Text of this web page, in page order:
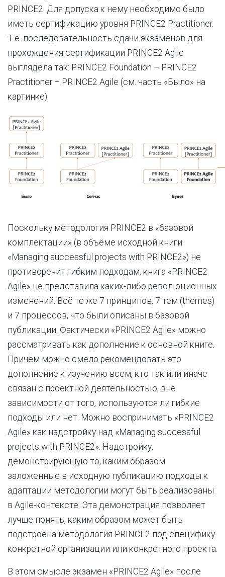
PRINCE2. Для допуска к нему необходимо было
иметь сертификацию уровня PRINCE2 Practitioner.
Т.е. последовательность сдачи экзаменов для
прохождения сертификации PRINCE2 Agile
выглядела так: PRINCE2 Foundation – PRINCE2
Practitioner – PRINCE2 Agile (см. часть «Было» на
картинке).
Поскольку методология PRINCE2 в «базовой
комплектации» (в объёме исходной книги
«Managing successful projects with PRINCE2») не
противоречит гибким подходам, книга «PRINCE2
Agile» не представила каких-либо революционных
изменений. Всё те же 7 принципов, 7 тем (themes)
и 7 процессов, что были описаны в базовой
публикации. Фактически «PRINCE2 Agile» можно
рассматривать как дополнение к основной книге.
Причём можно смело рекомендовать это
дополнение к изучению всем, кто так или иначе
связан с проектной деятельностью, вне
зависимости от того, используются ли гибкие
подходы или нет. Можно воспринимать «PRINCE2
Agile» как надстройку над «Managing successful
projects with PRINCE2». Надстройку,
демонстрирующую то, каким образом
заложенные в исходную публикацию подходы к
адаптации методологии могут быть реализованы
в Agile-контексте. Эта демонстрация позволяет
лучше понять, каким образом может быть
подстроена методология PRINCE2 под специфику
конкретной организации или конкретного проекта.
В этом смысле экзамен «PRINCE2 Agile» после